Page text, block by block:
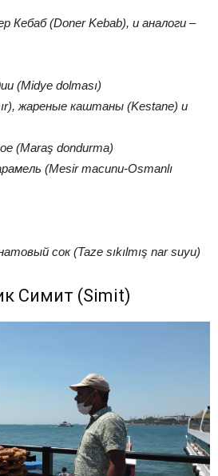
Кебаб (Doner Kebab), и аналоги –
(Midye dolması)
жареные каштаны (Kestane) и
(Maraş dondurma)
(Mesir macunu-Osmanlı
сок (Taze sıkılmış nar suyu)
Симит (Simit)